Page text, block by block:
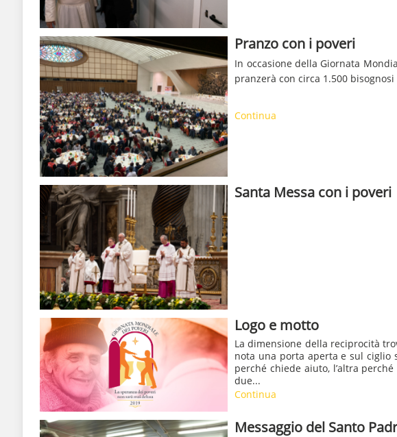
Pranzo con i poveri
In occasione della Giornata
pranzerà con circa 1.500 bisognosi
Continua
Santa Messa con i poveri
Logo e motto
La dimensione della reciprocità
nota una porta aperta e sul ciglio
perché chiede aiuto, l’altra
due...
Continua
Messaggio del Santo